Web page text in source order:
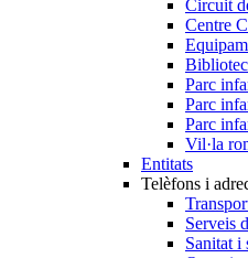
Circuit
Centre
Parc
Parc
Parc
Vil·la
Entitats
Telèfons i
Serveis
Sanitat i